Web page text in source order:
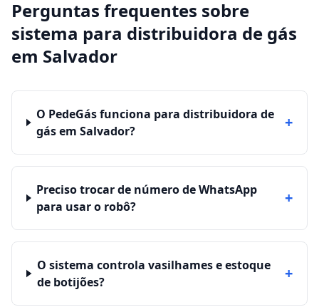
Perguntas frequentes sobre
sistema para distribuidora de gás
em Salvador
O PedeGás funciona para distribuidora de
gás em Salvador?
+
Preciso trocar de número de WhatsApp
para usar o robô?
+
O sistema controla vasilhames e estoque
de botijões?
+